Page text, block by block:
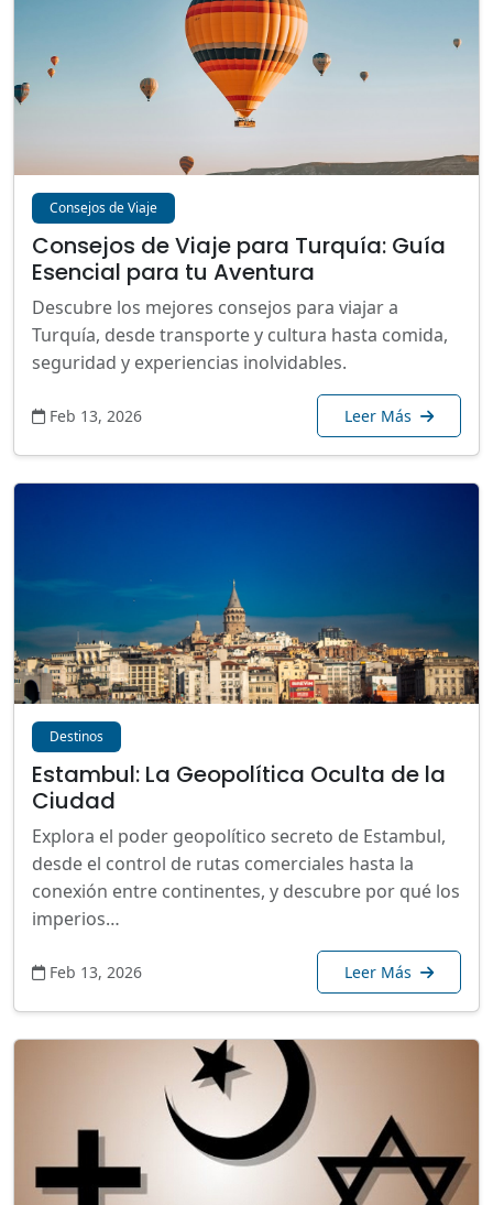
Consejos de Viaje
Consejos de Viaje para Turquía: Guía
Esencial para tu Aventura
Descubre los mejores consejos para viajar a
Turquía, desde transporte y cultura hasta comida,
seguridad y experiencias inolvidables.
Feb 13, 2026 Leer Más
Destinos
Estambul: La Geopolítica Oculta de la
Ciudad
Explora el poder geopolítico secreto de Estambul,
desde el control de rutas comerciales hasta la
conexión entre continentes, y descubre por qué los
imperios…
Feb 13, 2026 Leer Más